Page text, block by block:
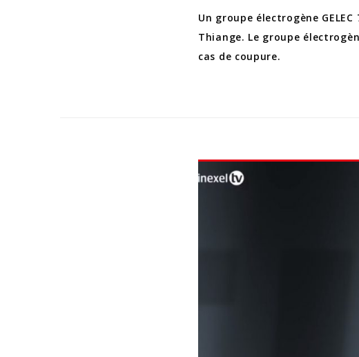
Un groupe électrogène
Thiange. Le groupe
cas de coupure.